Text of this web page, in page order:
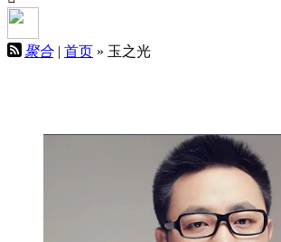
聚合 | 首页 » 玉之光